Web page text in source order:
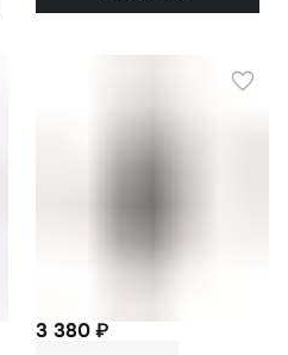
3 380 ₽